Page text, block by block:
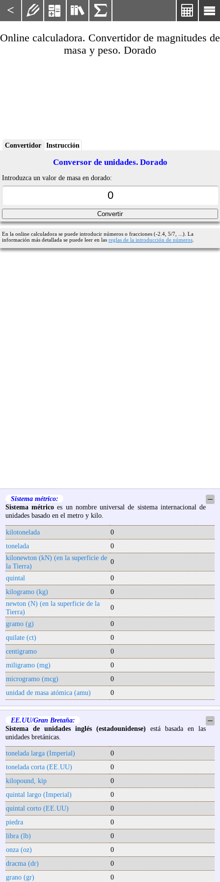
< 

   
Online calculadora. Convertidor de magnitudes de
masa y peso. Dorado
Convertidor Instrucción
Conversor de unidades. Dorado
Introduzca un valor de masa en dorado:
En la online calculadora se puede introducir números o fracciones (-2.4, 5/7, ...). La
información más detallada se puede leer en las reglas de la introducción de números
Sistema métrico:
─
Sistema métrico es un nombre universal de sistema internacional de
unidades basado en el metro y kilo.
kilotonelada
0
tonelada
0
kilonewton (kN) (en la superficie de
la Tierra)
0
quintal
0
kilogramo (kg)
0
newton (N) (en la superficie de la
Tierra)
0
gramo (g)
0
quilate (ct)
0
centigramo
0
miligramo (mg)
0
microgramo (mcg)
0
unidad de masa atómica (amu)
0
EE.UU/Gran Bretaña:
─
Sistema de unidades inglés (estadounidense) está basada en las
unidades bretánicas.
tonelada larga (Imperial)
0
tonelada corta (EE.UU)
0
kilopound, kip
0
quintal largo (Imperial)
0
quintal corto (EE.UU)
0
piedra
0
libra (lb)
0
onza (oz)
0
dracma (dr)
0
grano (gr)
0